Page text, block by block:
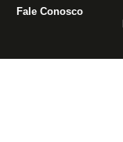
Fale Conosco